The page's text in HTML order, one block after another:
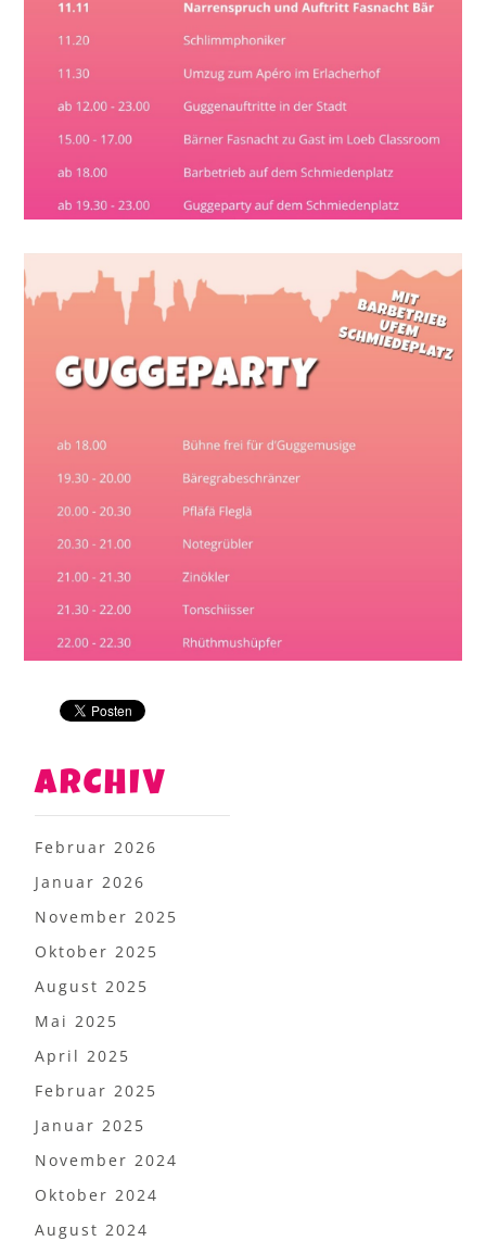
ARCHIV
Februar 2026
Januar 2026
November 2025
Oktober 2025
August 2025
Mai 2025
April 2025
Februar 2025
Januar 2025
November 2024
Oktober 2024
August 2024